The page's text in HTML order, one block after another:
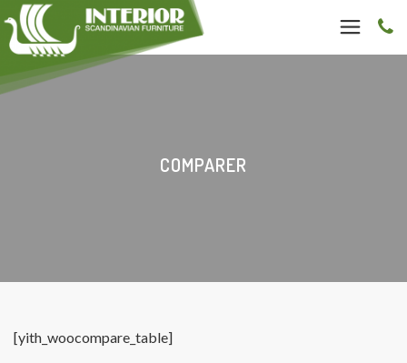
COMPARER
[yith_woocompare_table]